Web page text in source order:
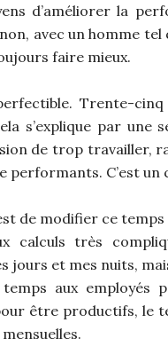
d’améliorer la
avec un homme
faire mieux.
Trente-
s’explique par une
de trop travailler,
performants. C’est un
de modifier ce
calculs très
jours et mes nuits,
aux employés
être productifs, le